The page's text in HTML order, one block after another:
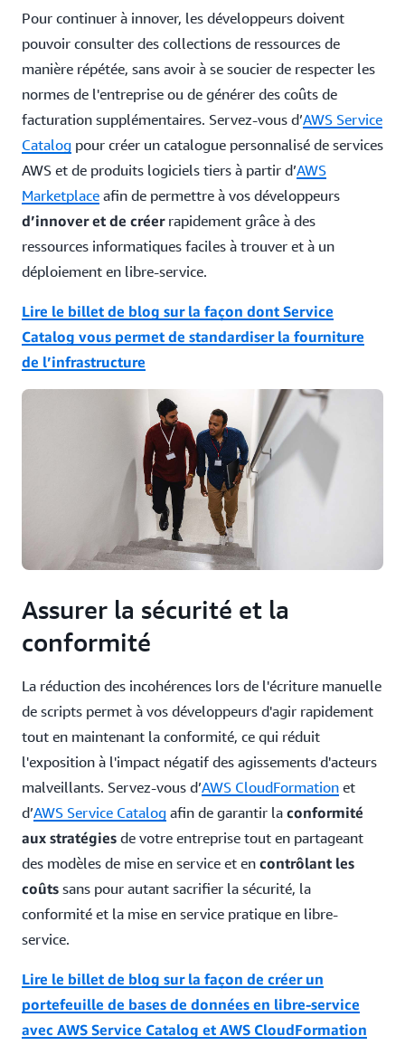
Pour continuer à innover, les développeurs doivent
pouvoir consulter des collections de ressources de
manière répétée, sans avoir à se soucier de respecter les
normes de l'entreprise ou de générer des coûts de
facturation supplémentaires. Servez-vous d’AWS Service
Catalog pour créer un catalogue personnalisé de services
AWS et de produits logiciels tiers à partir d’AWS
Marketplace afin de permettre à vos développeurs
d’innover et de créerrapidement grâce à des
ressources informatiques faciles à trouver et à un
déploiement en libre-service.
Lire le billet de blog sur la façon dont Service
Catalog vous permet de standardiser la fourniture
de l’infrastructure
Assurer la sécurité et la
conformité
La réduction des incohérences lors de l'écriture manuelle
de scripts permet à vos développeurs d'agir rapidement
tout en maintenant la conformité, ce qui réduit
l'exposition à l'impact négatif des agissements d'acteurs
malveillants. Servez-vous d’AWS CloudFormation et
d’AWS Service Catalog afin de garantir la conformité
aux stratégies de votre entreprise tout en partageant
des modèles de mise en service et en contrôlant les
coûts sans pour autant sacrifier la sécurité, la
conformité et la mise en service pratique en libre-
service.
Lire le billet de blog sur la façon de créer un
portefeuille de bases de données en libre-service
avec AWS Service Catalog et AWS CloudFormation